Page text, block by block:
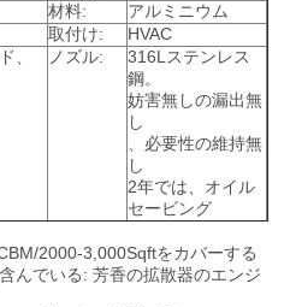
材料:
アルミニウム
取付け:
HVAC
、
ノズル:
316Lステンレス
鋼。
妨害無しの漏出無
し
、必要性の維持無
し
2年では、オイル
セービング
2000-3,000Sqftをカバーする
んでいる: 芳香の拡散器のエンジ